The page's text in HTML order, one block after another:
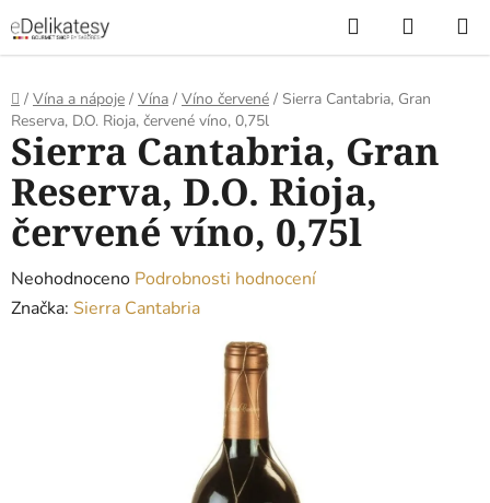
na
obsah
Hledat
KOŠÍK
Domů
/ Vína a nápoje / Vína / Víno červené / Sierra Cantabria, Gran
Reserva, D.O. Rioja, červené víno, 0,75l
Sierra Cantabria, Gran
Reserva, D.O. Rioja,
červené víno, 0,75l
Průměrné
hodnocení
Neohodnoceno Podrobnosti hodnocení
Značka: Sierra Cantabria